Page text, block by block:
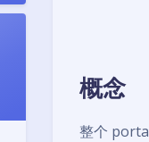
概念
整个